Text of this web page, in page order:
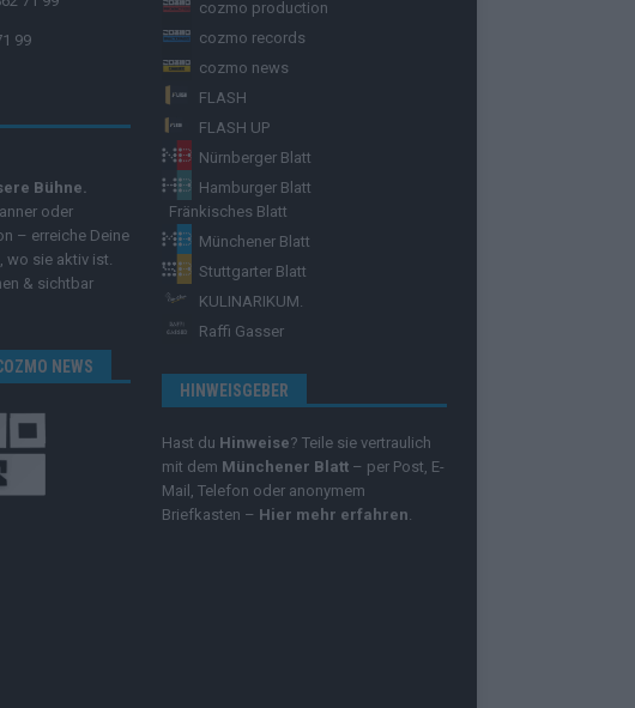
99
Bühne.
oder
– erreiche Deine
wo sie aktiv ist.
& sichtbar
NEWS
cozmo production
cozmo records
cozmo news
FLASH
FLASH UP
Nürnberger Blatt
Hamburger Blatt
Fränkisches Blatt
Münchener Blatt
Stuttgarter Blatt
KULINARIKUM.
Raffi Gasser
HINWEISGEBER
Hast du Hinweise? Teile sie vertraulich
mit dem Münchener Blatt – per Post, E-
Mail, Telefon oder anonymem
Briefkasten – Hier mehr erfahren.